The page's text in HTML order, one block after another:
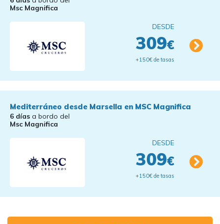
Msc Magnifica
DESDE
309€
+150€ de tasas
Mediterráneo desde Marsella en MSC Magnifica
6 días a bordo del
Msc Magnifica
DESDE
309€
+150€ de tasas